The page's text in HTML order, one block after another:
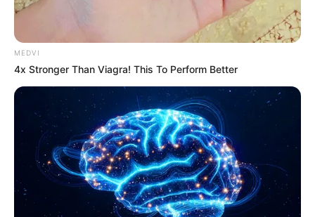
She Spends Millions To Transform Herself Into A
Barbie Doll!
BRAINBERRIES
MEDVI
4x Stronger Than Viagra! This To Perform Better